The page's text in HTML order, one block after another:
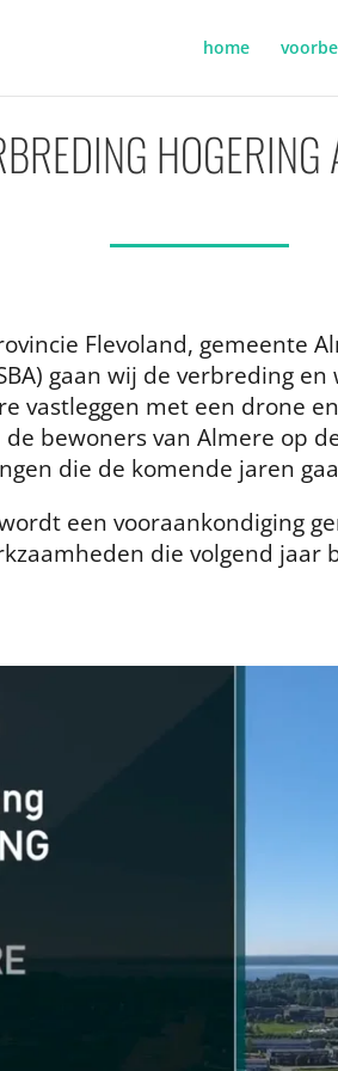
home
HOGERING
Flevoland, gemeente
gaan wij de verbreding
vastleggen met een drone
bewoners van Almere op
die de komende jaren
een vooraankondiging
die volgend jaar